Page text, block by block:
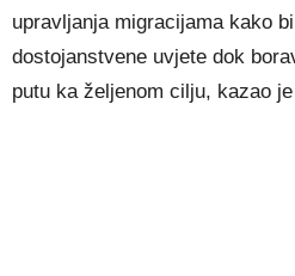
upravljanja migracijama kako
dostojanstvene uvjete dok
putu ka željenom cilju, kazao